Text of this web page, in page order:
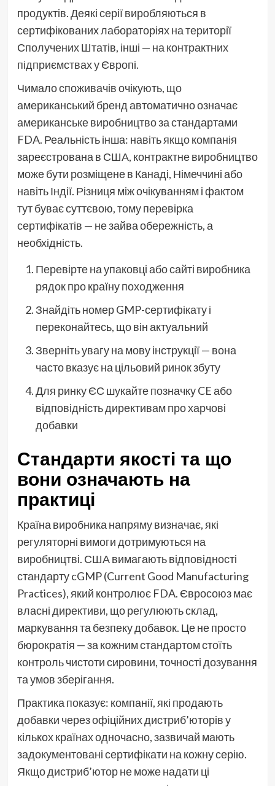
продуктів. Деякі серії виробляються в
сертифікованих лабораторіях на території
Сполучених Штатів, інші — на контрактних
підприємствах у Європі.
Чимало споживачів очікують, що
американський бренд автоматично означає
американське виробництво за стандартами
FDA. Реальність інша: навіть якщо компанія
зареєстрована в США, контрактне виробництво
може бути розміщене в Канаді, Німеччині або
навіть Індії. Різниця між очікуванням і фактом
тут буває суттєвою, тому перевірка
сертифікатів — не зайва обережність, а
необхідність.
Перевірте на упаковці або сайті виробника
рядок про країну походження
Знайдіть номер GMP-сертифікату і
переконайтесь, що він актуальний
Зверніть увагу на мову інструкції — вона
часто вказує на цільовий ринок збуту
Для ринку ЄС шукайте позначку CE або
відповідність директивам про харчові
добавки
Стандарти якості та що
вони означають на
практиці
Країна виробника напряму визначає, які
регуляторні вимоги дотримуються на
виробництві. США вимагають відповідності
стандарту cGMP (Current Good Manufacturing
Practices), який контролює FDA. Євросоюз має
власні директиви, що регулюють склад,
маркування та безпеку добавок. Це не просто
бюрократія — за кожним стандартом стоїть
контроль чистоти сировини, точності дозування
та умов зберігання.
Практика показує: компанії, які продають
добавки через офіційних дистриб’юторів у
кількох країнах одночасно, зазвичай мають
задокументовані сертифікати на кожну серію.
Якщо дистриб’ютор не може надати ці